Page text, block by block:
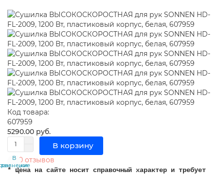
Код товара:
607959
5290.00 руб.
В корзину
В
закладки
В 0 отзывов
* Цена на сайте носит справочный характер и требует